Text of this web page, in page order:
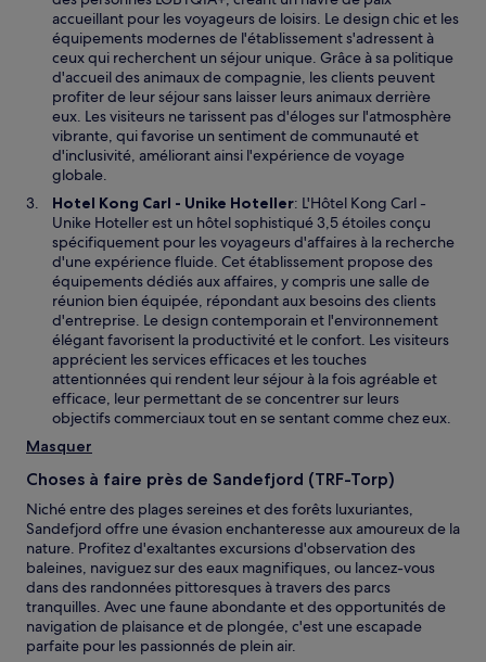
accueillant pour les voyageurs de loisirs. Le design chic et les
équipements modernes de l'établissement s'adressent à
ceux qui recherchent un séjour unique. Grâce à sa politique
d'accueil des animaux de compagnie, les clients peuvent
profiter de leur séjour sans laisser leurs animaux derrière
eux. Les visiteurs ne tarissent pas d'éloges sur l'atmosphère
vibrante, qui favorise un sentiment de communauté et
d'inclusivité, améliorant ainsi l'expérience de voyage
globale.
Hotel Kong Carl - Unike Hoteller: L'Hôtel Kong Carl -
Unike Hoteller est un hôtel sophistiqué 3,5 étoiles conçu
spécifiquement pour les voyageurs d'affaires à la recherche
d'une expérience fluide. Cet établissement propose des
équipements dédiés aux affaires, y compris une salle de
réunion bien équipée, répondant aux besoins des clients
d'entreprise. Le design contemporain et l'environnement
élégant favorisent la productivité et le confort. Les visiteurs
apprécient les services efficaces et les touches
attentionnées qui rendent leur séjour à la fois agréable et
efficace, leur permettant de se concentrer sur leurs
objectifs commerciaux tout en se sentant comme chez eux.
Masquer
Choses à faire près de Sandefjord (TRF-Torp)
Niché entre des plages sereines et des forêts luxuriantes,
Sandefjord offre une évasion enchanteresse aux amoureux de la
nature. Profitez d'exaltantes excursions d'observation des
baleines, naviguez sur des eaux magnifiques, ou lancez-vous
dans des randonnées pittoresques à travers des parcs
tranquilles. Avec une faune abondante et des opportunités de
navigation de plaisance et de plongée, c'est une escapade
parfaite pour les passionnés de plein air.